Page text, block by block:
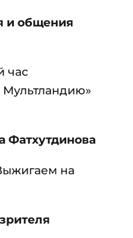
и общения
час
Фатхутдинова
на